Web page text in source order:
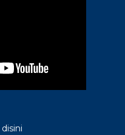
disini